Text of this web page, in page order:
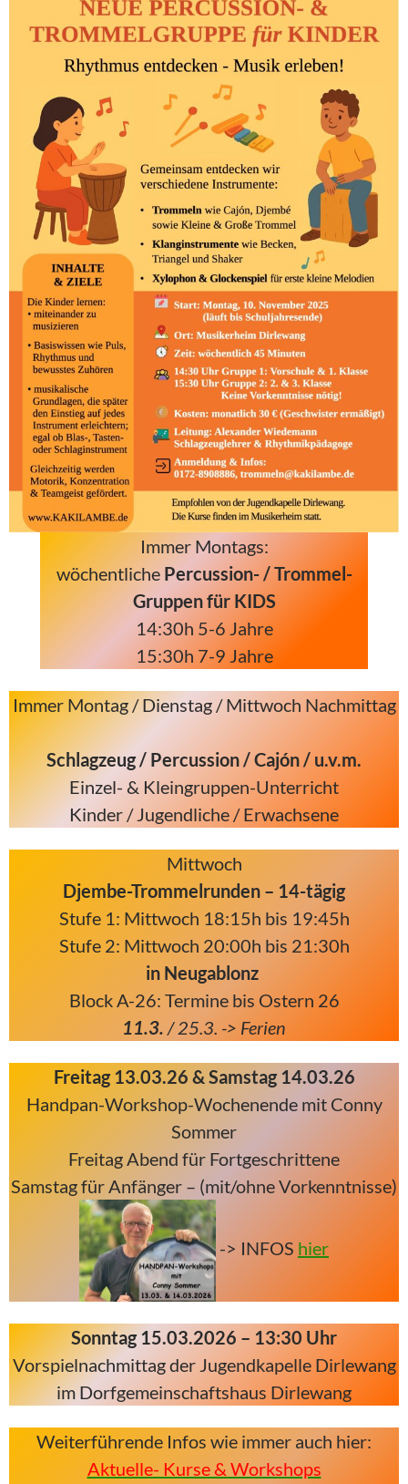
Immer Montags:
wöchentliche Percussion- / Trommel-
Gruppen für KIDS
14:30h 5-6 Jahre
15:30h 7-9 Jahre
Immer Montag / Dienstag / Mittwoch Nachmittag
Schlagzeug / Percussion / Cajón / u.v.m.
Einzel- & Kleingruppen-Unterricht
Kinder / Jugendliche / Erwachsene
Mittwoch
Djembe-Trommelrunden – 14-tägig
Stufe 1: Mittwoch 18:15h bis 19:45h
Stufe 2: Mittwoch 20:00h bis 21:30h
in Neugablonz
Block A-26: Termine bis Ostern 26
11.3. / 25.3 . -> Ferien
Freitag 13.03.26 & Samstag 14.03.26
Handpan-Workshop-Wochenende mit Conny
Sommer
Freitag Abend für Fortgeschrittene
Samstag für Anfänger – (mit/ohne Vorkenntnisse)
-> INFOS hier
Sonntag 15.03.2026 – 13:30 Uhr
Vorspielnachmittag der Jugendkapelle Dirlewang
im Dorfgemeinschaftshaus Dirlewang
Weiterführende Infos wie immer auch hier:
Aktuelle- Kurse & Workshops